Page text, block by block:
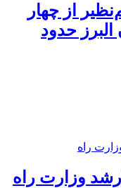
از چهار
البرز حدود
وزارت راه